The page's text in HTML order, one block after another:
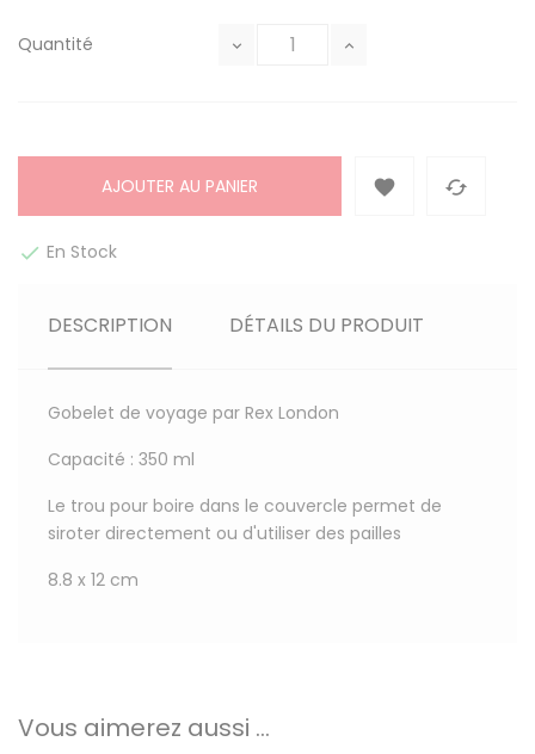
Quantité
AJOUTER AU PANIER  
 En Stock
DESCRIPTION DÉTAILS DU PRODUIT
Gobelet de voyage par Rex London
Capacité : 350 ml
Le trou pour boire dans le couvercle permet de
siroter directement ou d'utiliser des pailles
8.8 x 12 cm
Vous aimerez aussi ...